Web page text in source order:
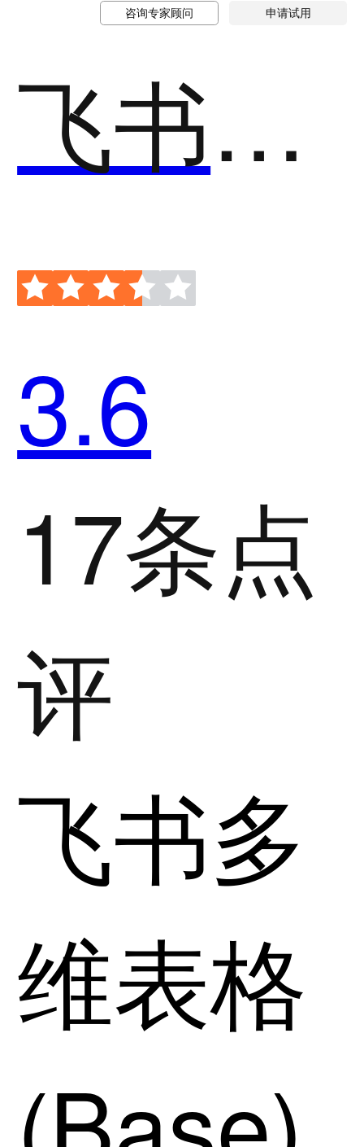
咨询专家顾问 申请试用
飞书多维表格
3.6
17条点
评
飞书多
维表格